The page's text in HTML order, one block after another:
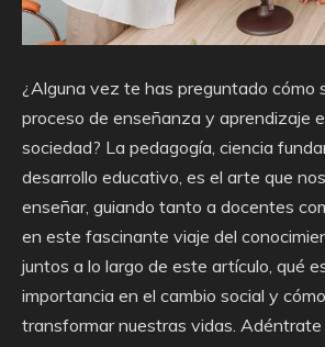
¿Alguna vez te has preguntado cómo
proceso de enseñanza y aprendizaje
sociedad? La pedagogía, ciencia
desarrollo educativo, es el arte que
enseñar, guiando tanto a docentes
en este fascinante viaje del
juntos a lo largo de este artículo, qué
importancia en el cambio social y
transformar nuestras vidas. Adéntrate